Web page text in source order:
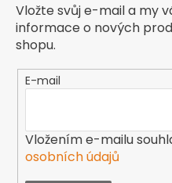
Vložte svůj e-mail a my
informace o nových
shopu.
E-mail
Vložením e-mailu
osobních údajů